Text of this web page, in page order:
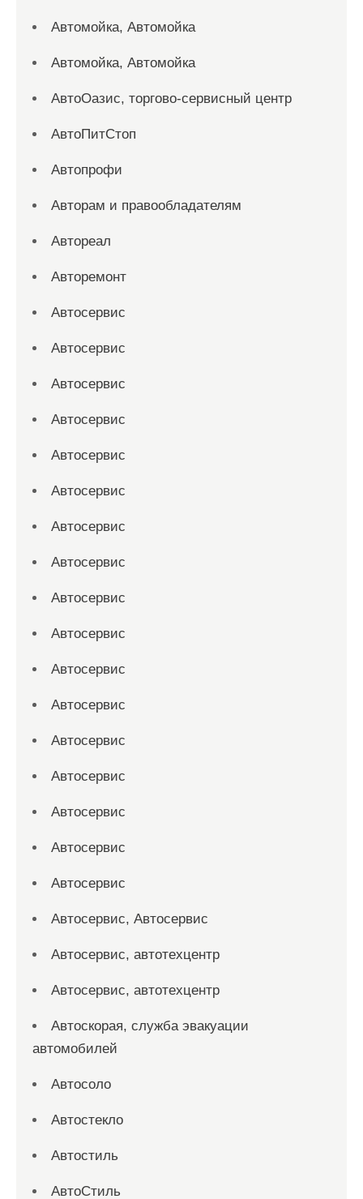
Автомойка, Автомойка
Автомойка, Автомойка
АвтоОазис, торгово-сервисный центр
АвтоПитСтоп
Автопрофи
Авторам и правообладателям
Автореал
Авторемонт
Автосервис
Автосервис
Автосервис
Автосервис
Автосервис
Автосервис
Автосервис
Автосервис
Автосервис
Автосервис
Автосервис
Автосервис
Автосервис
Автосервис
Автосервис
Автосервис
Автосервис
Автосервис, Автосервис
Автосервис, автотехцентр
Автосервис, автотехцентр
Автоскорая, служба эвакуации
автомобилей
Автосоло
Автостекло
Автостиль
АвтоСтиль